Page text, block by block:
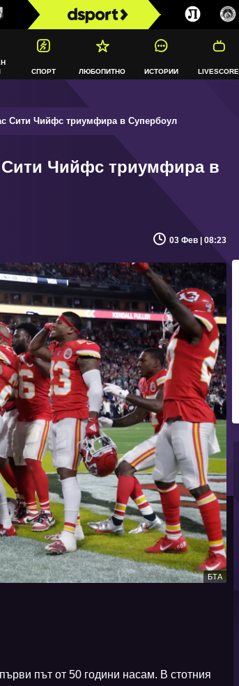
СПОРТ ЛЮБОПИТНО ИСТОРИИ LIVESCORE
Сити Чийфс триумфира в Супербоул
Сити Чийфс триумфира в
03 Фев | 08:23
БТА
път от 50 години насам. В стотния